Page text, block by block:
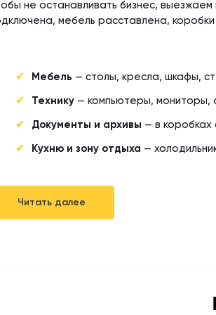
не останавливать бизнес,
мебель расставлена,
Мебель — столы, кресла, шкафы,
Технику — компьютеры, мониторы,
Документы и архивы — в коробках
Кухню и зону отдыха —
Читать далее
Рассчитайте
Рассчитайте